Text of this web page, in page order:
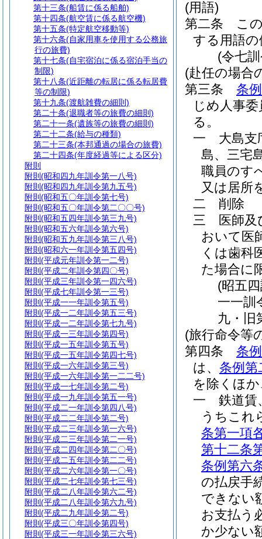
(用語)
第二条
こ
する用語
(令七
(赴任の場合
第三条
条
じめ人事
る。
一
大島支
島、三宅
職員のす
又は居所
二
削除
三
医師
おいて医
くは歯科
た場合に
(昭五
一一訓
九・旧
(旅行命令等
第四条
条
は、 条例第
を除くほ
一
鉄道賃
うちこれ
条第一項
第十二条
条例第六
の払戻手
できない
お支払う
か少ない
第十三条(船賃に係る船舶)
第十四条(航空賃に係る航空機)
第十五条(特定航空移動等)
第十六条(自家用車を使用する公務旅
行の旅費)
第十七条(自宅宿泊に係る宿泊手当の
制限)
第十八条(近距離の転居に係る転居費
等の制限)
第十九条(渡航雑費の細則)
第二十条(退職者等の旅費の細則)
第二十一条(遺族等の旅費の細則)
第二十二条(給与の種類)
第二十三条(本邦通過の場合の旅費)
第二十四条(年度経過等による区分)
附則
附則 (昭和四九年訓令第一八号)
附則 (昭和四九年訓令第九五号)
附則 (昭和五〇年訓令第七号)
附則 (昭和五〇年訓令第二〇〇号)
附則 (昭和五四年訓令第三九号)
附則 (昭和五六年訓令第六号)
附則 (昭和五九年訓令第三八号)
附則 (昭和六一年訓令第五四号)
附則 (平成元年訓令第一二号)
附則 (平成二年訓令第四〇号)
附則 (平成三年訓令第一四六号)
附則 (平成七年訓令第一三号)
附則 (平成一一年訓令第五号)
附則 (平成一二年訓令第五三号)
附則 (平成一二年訓令第七九号)
附則 (平成一三年訓令第四号)
附則 (平成一五年訓令第五号)
附則 (平成一五年訓令第四七号)
附則 (平成一六年訓令第三号)
附則 (平成一六年訓令第一二二号)
附則 (平成一七年訓令第二号)
附則 (平成一九年訓令第五一号)
附則 (平成二一年訓令第四八号)
附則 (平成二二年訓令第二号)
附則 (平成二三年訓令第一六号)
附則 (平成二三年訓令第二一号)
附則 (平成二四年訓令第二〇号)
附則 (平成二五年訓令第二二号)
附則 (平成二六年訓令第一〇号)
附則 (平成二七年訓令第七三号)
附則 (平成二八年訓令第六二号)
附則 (平成二八年訓令第六九号)
附則 (平成二九年訓令第二号)
附則 (平成三〇年訓令第四号)
附則 (平成三一年訓令第三六号)